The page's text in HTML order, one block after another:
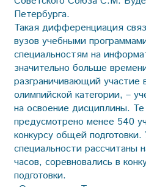
Петербурга.
Такая дифференциация
вузов учебными
специальностям на
значительно больше
разграничивающий участие
олимпийской категории, –
на освоение дисциплины.
предусмотрено менее 540
конкурсу общей
специальности рассчитаны
часов, соревновались в
подготовки.